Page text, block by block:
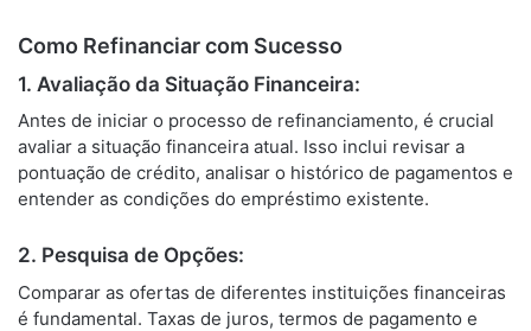
Como Refinanciar com Sucesso
1. Avaliação da Situação Financeira:
Antes de iniciar o processo de refinanciamento, é crucial
avaliar a situação financeira atual. Isso inclui revisar a
pontuação de crédito, analisar o histórico de pagamentos e
entender as condições do empréstimo existente.
2. Pesquisa de Opções:
Comparar as ofertas de diferentes instituições financeiras
é fundamental. Taxas de juros, termos de pagamento e